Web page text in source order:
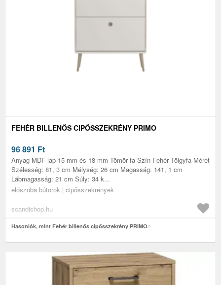
FEHÉR BILLENŐS CIPŐSSZEKRÉNY PRIMO
96 891 Ft
Anyag MDF lap 15 mm és 18 mm Tömör fa Szín Fehér Tölgyfa Méret
Szélesség: 81, 3 cm Mélység: 26 cm Magasság: 141, 1 cm
Lábmagasság: 21 cm Súly: 34 k...
előszoba bútorok | cipősszekrények
scandishop.hu
Hasonlók, mint Fehér billenős cipősszekrény PRIMO